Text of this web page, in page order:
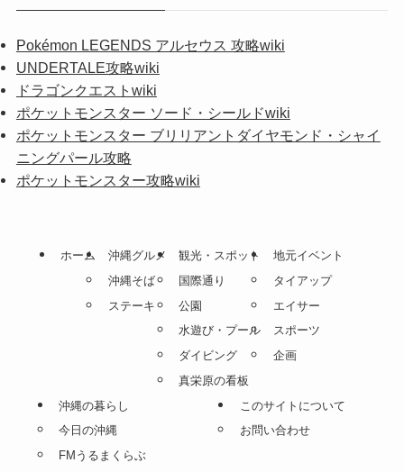
Pokémon LEGENDS アルセウス 攻略wiki
UNDERTALE攻略wiki
ドラゴンクエストwiki
ポケットモンスター ソード・シールドwiki
ポケットモンスター ブリリアントダイヤモンド・シャイ
ニングパール攻略
ポケットモンスター攻略wiki
ホーム
沖縄グルメ
沖縄そば
ステーキ
観光・スポット
国際通り
公園
水遊び・プール
ダイビング
真栄原の看板
地元イベント
タイアップ
エイサー
スポーツ
企画
沖縄の暮らし
今日の沖縄
FMうるまくらぶ
このサイトについて
お問い合わせ